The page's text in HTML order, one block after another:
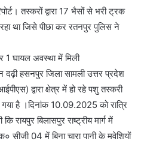
तस्करों द्वारा 17 भैसों से भरी ट्रक
था जिसे पीछा कर रतनपुर पुलिस ने
घायल अवस्था में मिली
दढ़ी हसनपुर जिला सामली उत्तर प्रदेश
द्वारा क्षेत्र में हो रहे पशु तस्करी
गया है ।दिनांक 10.09.2025 को रात्रि
रायपुर बिलासपुर राष्ट्रीय मार्ग में
04 में बिना चारा पानी के मवेशियों